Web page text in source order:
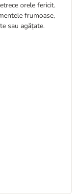
orele fericit.
frumoase,
sau agățate.